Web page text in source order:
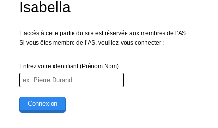
Isabella
L’accès à cette partie du site est réservée aux membres de l’AS.
Si vous êtes membre de l’AS, veuillez-vous connecter :
Entrez votre identifiant (Prénom Nom) :